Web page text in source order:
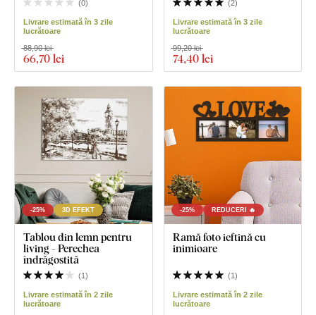
(0)
Livrare estimată în 3 zile
lucrătoare
66,70 lei
88,90 lei
(2)
Livrare estimată în 3 zile
lucrătoare
74,40 lei
99,20 lei
-25% 3D EFEKT
Tablou din lemn pentru
living - Perechea
îndrăgostită
(1)
Livrare estimată în 2 zile
lucrătoare
-25% REDUCERI 🔥
Ramă foto ieftină cu
inimioare
(1)
Livrare estimată în 2 zile
lucrătoare